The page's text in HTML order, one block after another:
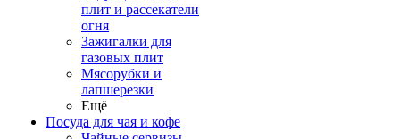
плит и рассекатели
огня
Зажигалки для
газовых плит
Мясорубки и
лапшерезки
Ещё
Посуда для чая и кофе